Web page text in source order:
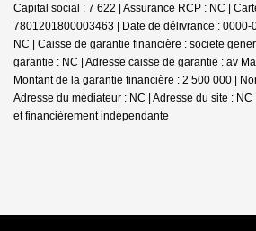
Capital social : 7 622 | Assurance RCP : NC |
7801201800003463 | Date de délivrance : 0000-
NC | Caisse de garantie financière : societe
garantie : NC | Adresse caisse de garantie : av
Montant de la garantie financière : 2 500 000 |
Adresse du médiateur : NC | Adresse du site : NC |
et financièrement indépendante